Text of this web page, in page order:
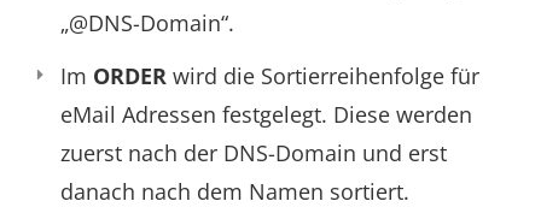
„@DNS-Domain“.
Im ORDER wird die Sortierreihenfolge für
eMail Adressen festgelegt. Diese werden
zuerst nach der DNS-Domain und erst
danach nach dem Namen sortiert.